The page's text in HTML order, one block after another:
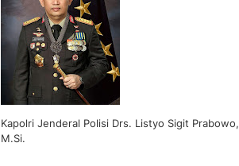
Kapolri Jenderal Polisi Drs. Listyo Sigit Prabowo,
M.Si.